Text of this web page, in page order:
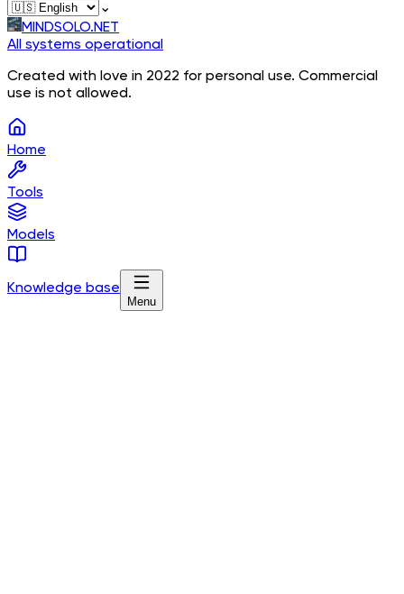
⌄
MINDSOLO.NET
All systems operational
Created with love in 2022 for personal use. Commercial
use is not allowed.
Home
Tools
Models
Knowledge base
Menu